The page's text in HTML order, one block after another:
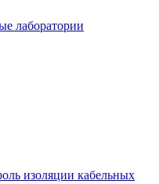
лаборатории
изоляции кабельных